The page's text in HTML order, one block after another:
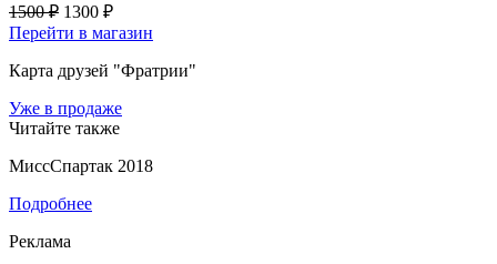
1500 ₽ 1300 ₽
Перейти в магазин
Карта друзей "Фратрии"
Уже в продаже
Читайте также
МиссСпартак 2018
Подробнее
Реклама